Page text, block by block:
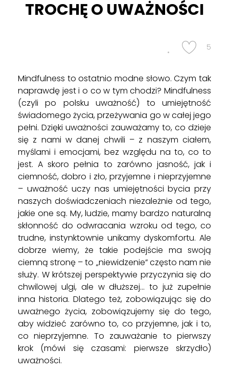
Czym jest nurt compassion?
obejrzyj
TROCHĘ O UWAŻNOŚCI
5
Mindfulness to ostatnio modne słowo. Czym tak
naprawdę jest i o co w tym chodzi? Mindfulness
(czyli po polsku uważność) to umiejętność
świadomego życia, przeżywania go w całej jego
pełni. Dzięki uważności zauważamy to, co dzieje
się z nami w danej chwili – z naszym ciałem,
myślami i emocjami, bez względu na to, co to
jest. A skoro pełnia to zarówno jasność, jak i
ciemność, dobro i zło, przyjemne i nieprzyjemne
– uważność uczy nas umiejętności bycia przy
naszych doświadczeniach niezależnie od tego,
jakie one są. My, ludzie, mamy bardzo naturalną
skłonność do odwracania wzroku od tego, co
trudne, instynktownie unikamy dyskomfortu. Ale
dobrze wiemy, że takie podejście ma swoją
ciemną stronę – to „niewidzenie” często nam nie
służy. W krótszej perspektywie przyczynia się do
chwilowej ulgi, ale w dłuższej… to już zupełnie
inna historia. Dlatego też, zobowiązując się do
uważnego życia, zobowiązujemy się do tego,
aby widzieć zarówno to, co przyjemne, jak i to,
co nieprzyjemne. To zauważanie to pierwszy
krok (mówi się czasami: pierwsze skrzydło)
uważności.